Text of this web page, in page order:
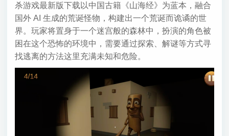
杀游戏最新版下载以中国古籍《山海经》为蓝本，融合
国外 AI 生成的荒诞怪物，构建出一个荒诞而诡谲的世
界。玩家将置身于一个迷宫般的森林中，扮演的角色被
困在这个恐怖的环境中，需要通过探索、解谜等方式寻
找逃离的方法这里充满未知和危险。